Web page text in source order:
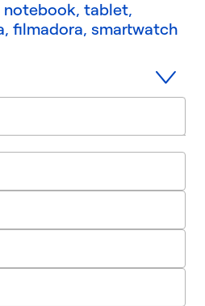
notebook, tablet,
filmadora, smartwatch